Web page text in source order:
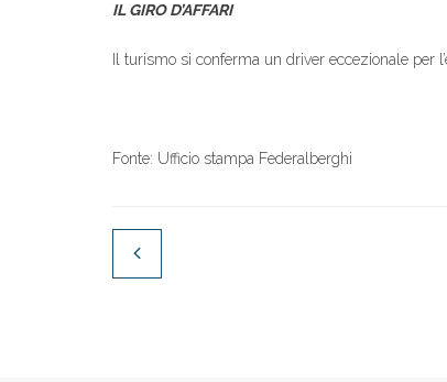
IL GIRO D’AFFARI
Il turismo si conferma un driver eccezionale per
Fonte: Ufficio stampa Federalberghi